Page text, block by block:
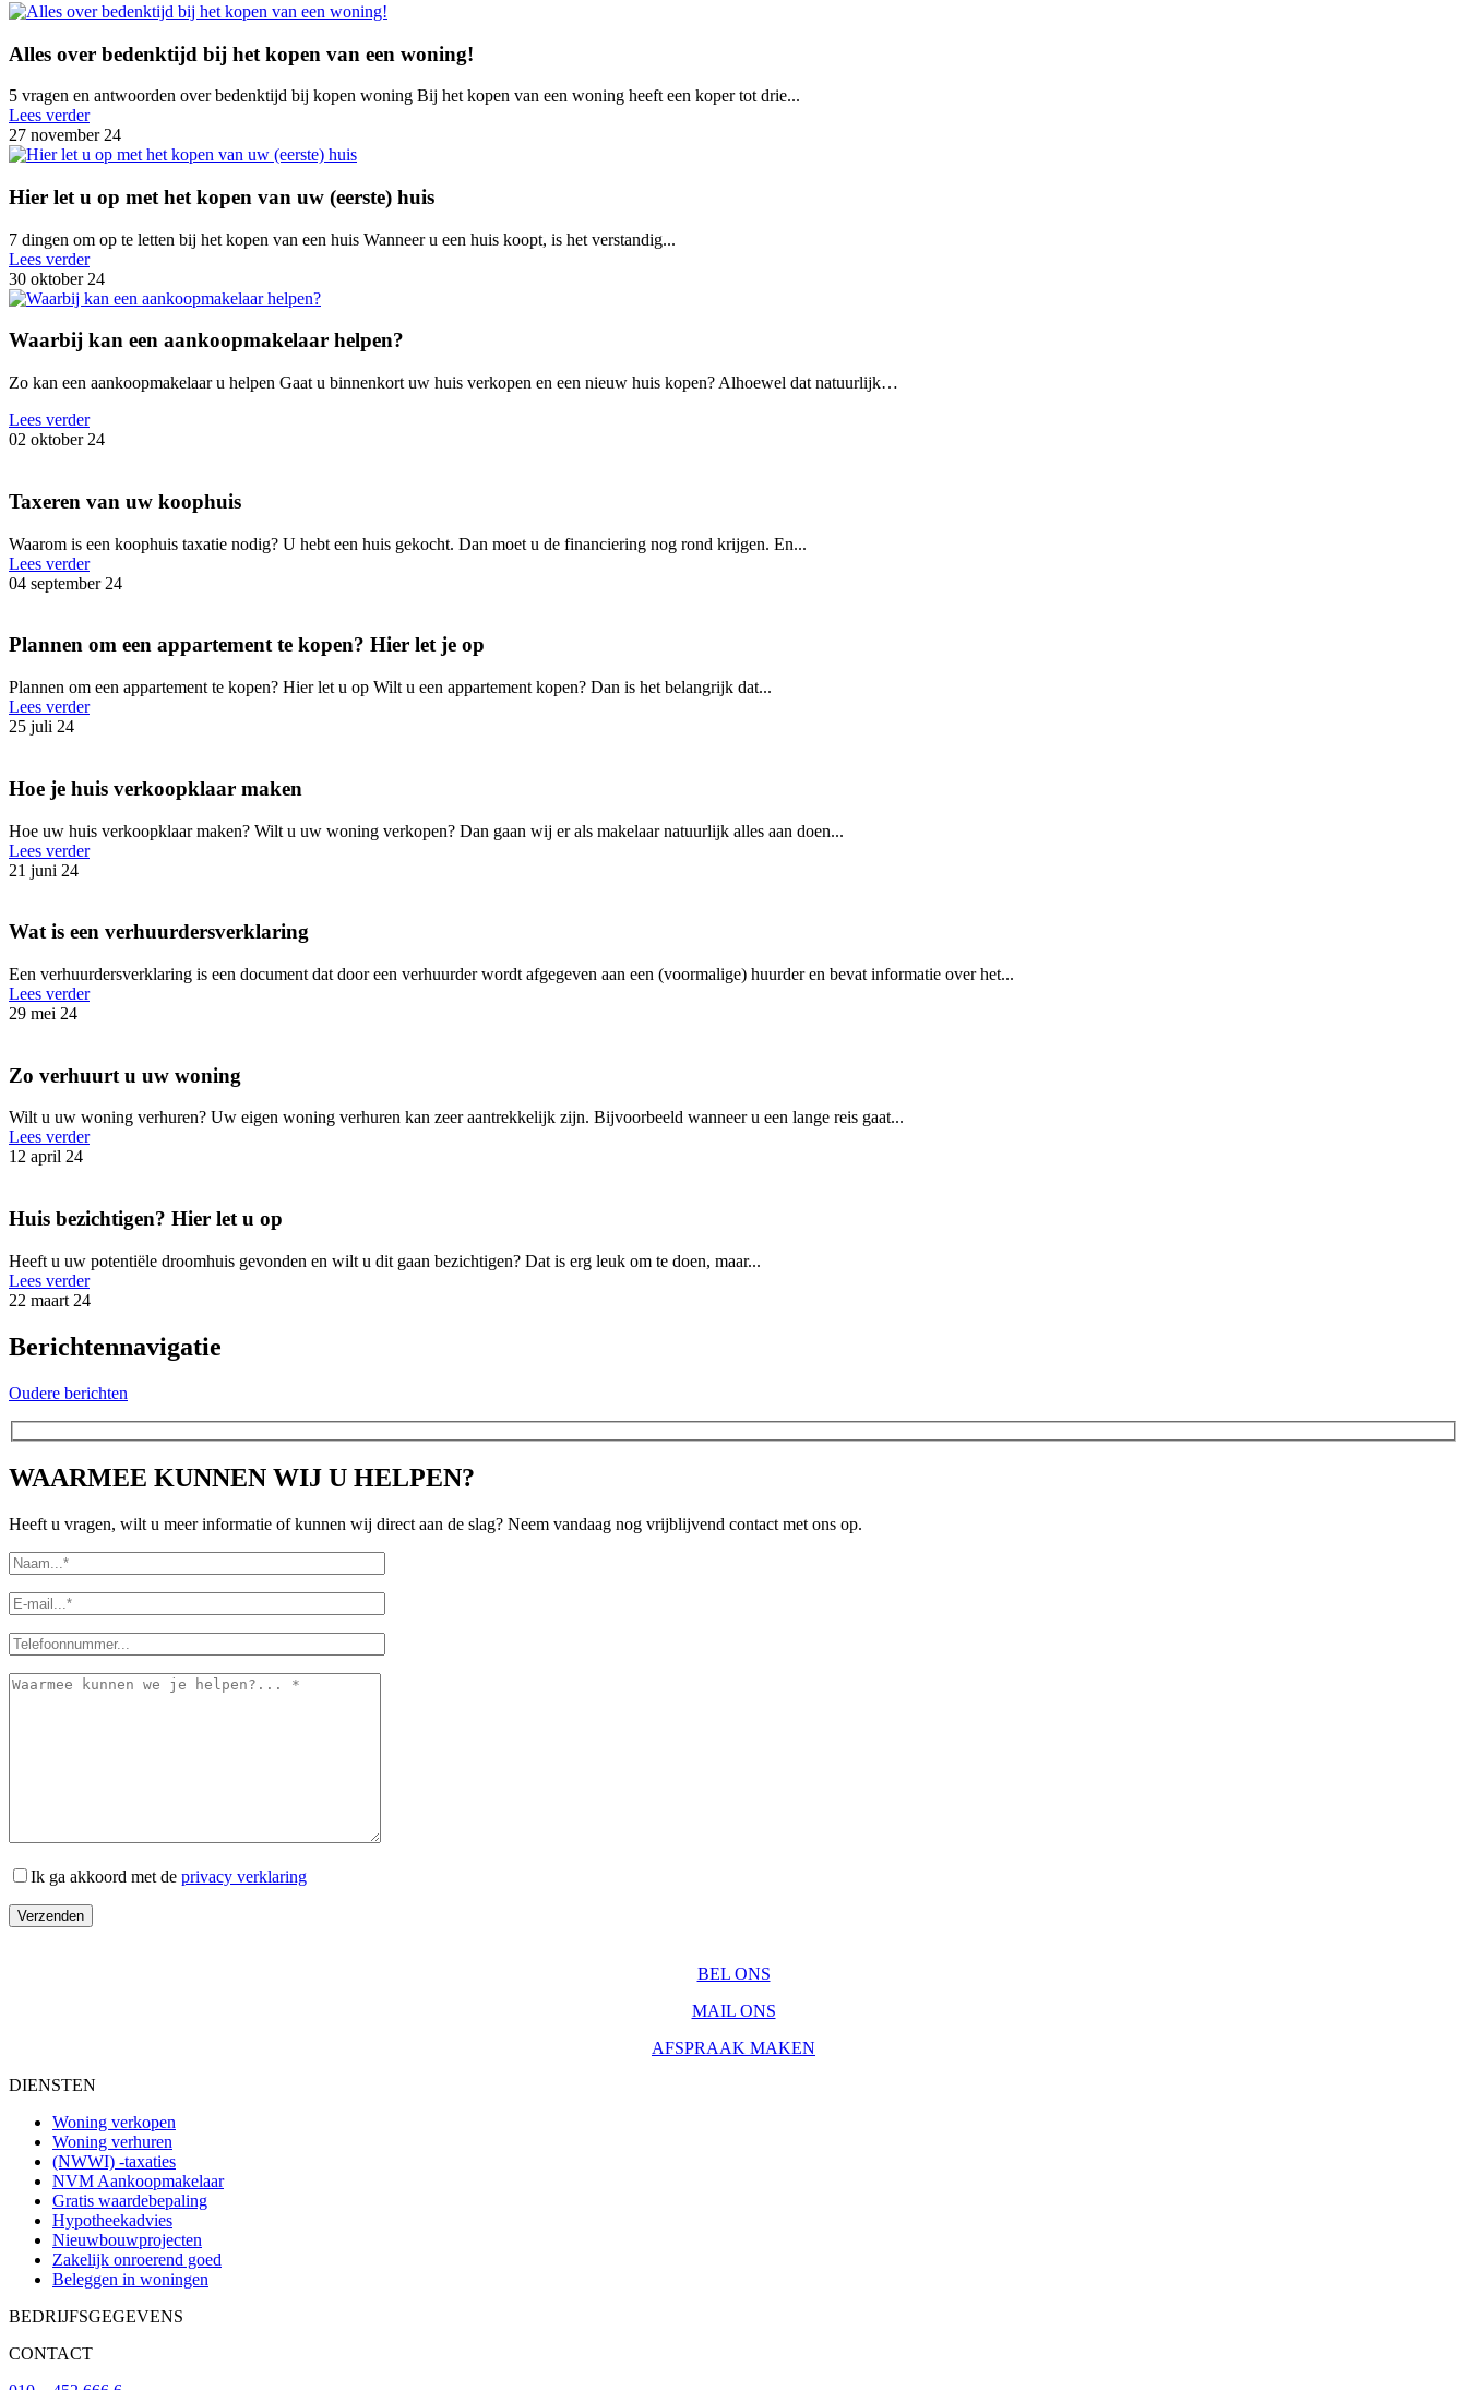
Alles over bedenktijd bij het kopen van een woning!
5 vragen en antwoorden over bedenktijd bij kopen woning Bij het kopen van een woning heeft een koper tot drie...
Lees verder
27 november 24
Hier let u op met het kopen van uw (eerste) huis
7 dingen om op te letten bij het kopen van een huis Wanneer u een huis koopt, is het verstandig...
Lees verder
30 oktober 24
Waarbij kan een aankoopmakelaar helpen?
Zo kan een aankoopmakelaar u helpen Gaat u binnenkort uw huis verkopen en een nieuw huis kopen? Alhoewel dat natuurlijk…
Lees verder
02 oktober 24
Taxeren van uw koophuis
Waarom is een koophuis taxatie nodig? U hebt een huis gekocht. Dan moet u de financiering nog rond krijgen. En...
Lees verder
04 september 24
Plannen om een appartement te kopen? Hier let je op
Plannen om een appartement te kopen? Hier let u op Wilt u een appartement kopen? Dan is het belangrijk dat...
Lees verder
25 juli 24
Hoe je huis verkoopklaar maken
Hoe uw huis verkoopklaar maken? Wilt u uw woning verkopen? Dan gaan wij er als makelaar natuurlijk alles aan doen...
Lees verder
21 juni 24
Wat is een verhuurdersverklaring
Een verhuurdersverklaring is een document dat door een verhuurder wordt afgegeven aan een (voormalige) huurder en bevat informatie over het...
Lees verder
29 mei 24
Zo verhuurt u uw woning
Wilt u uw woning verhuren? Uw eigen woning verhuren kan zeer aantrekkelijk zijn. Bijvoorbeeld wanneer u een lange reis gaat...
Lees verder
12 april 24
Huis bezichtigen? Hier let u op
Heeft u uw potentiële droomhuis gevonden en wilt u dit gaan bezichtigen? Dat is erg leuk om te doen, maar...
Lees verder
22 maart 24
Berichtennavigatie
Oudere berichten
WAARMEE KUNNEN WIJ U HELPEN?
Heeft u vragen, wilt u meer informatie of kunnen wij direct aan de slag? Neem vandaag nog vrijblijvend contact met ons op.
Ik ga akkoord met de privacy verklaring
Verzenden
BEL ONS
MAIL ONS
AFSPRAAK MAKEN
DIENSTEN
Woning verkopen
Woning verhuren
(NWWI) -taxaties
NVM Aankoopmakelaar
Gratis waardebepaling
Hypotheekadvies
Nieuwbouwprojecten
Zakelijk onroerend goed
Beleggen in woningen
BEDRIJFSGEGEVENS
CONTACT